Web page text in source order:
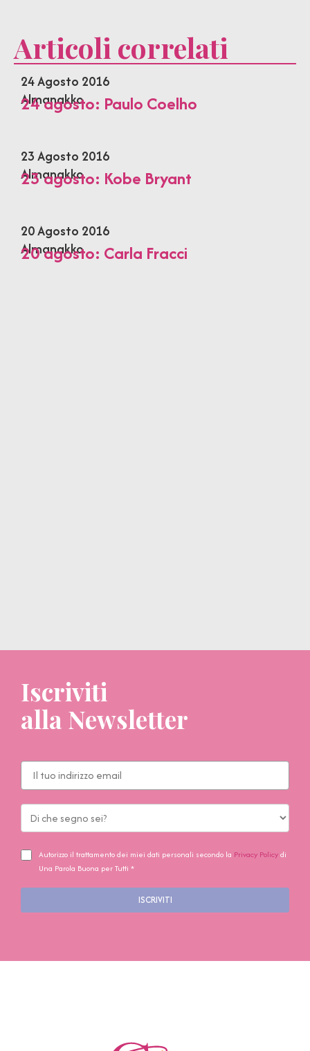
Articoli correlati
24 Agosto 2016
Almanakko
24 agosto: Paulo Coelho
23 Agosto 2016
Almanakko
23 agosto: Kobe Bryant
20 Agosto 2016
Almanakko
20 agosto: Carla Fracci
Iscriviti
alla Newsletter
Autorizzo il trattamento dei miei dati personali secondo la Privacy Policydi
Una Parola Buona per Tutti *
ISCRIVITI